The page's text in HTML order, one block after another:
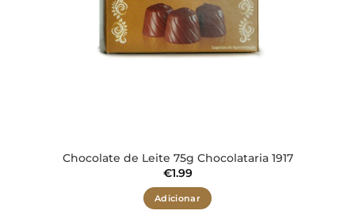
Chocolate de Leite 75g Chocolataria 1917
€1.99
Adicionar